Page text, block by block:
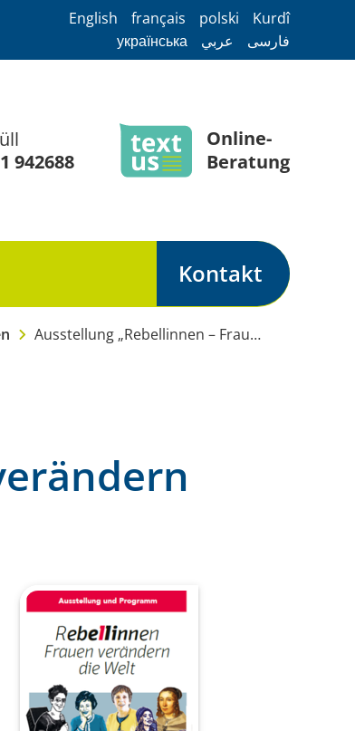
English français polski
Kurdî
українська
عربي فارسی
942688
Online-
Beratung
Kontakt
Ausstellung „Rebellinnen – Frauen verändern die Welt“